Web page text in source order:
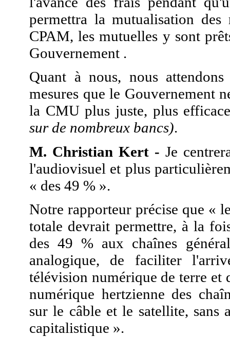
permettra la mutualisation des
CPAM, les mutuelles y sont
Gouvernement .
Quant à nous, nous
mesures que le Gouvernement
la CMU plus juste, plus
sur de nombreux bancs).
M. Christian Kert - Je
l'audiovisuel et plus
« des 49 % ».
Notre rapporteur précise que «
totale devrait permettre, à la
des 49 % aux chaînes
analogique, de faciliter
télévision numérique de terre
numérique hertzienne des
sur le câble et le satellite, sans
capitalistique ».